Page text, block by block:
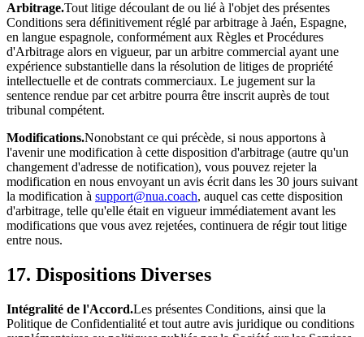
Arbitrage.Tout litige découlant de ou lié à l'objet des présentes
Conditions sera définitivement réglé par arbitrage à Jaén, Espagne,
en langue espagnole, conformément aux Règles et Procédures
d'Arbitrage alors en vigueur, par un arbitre commercial ayant une
expérience substantielle dans la résolution de litiges de propriété
intellectuelle et de contrats commerciaux. Le jugement sur la
sentence rendue par cet arbitre pourra être inscrit auprès de tout
tribunal compétent.
Modifications.Nonobstant ce qui précède, si nous apportons à
l'avenir une modification à cette disposition d'arbitrage (autre qu'un
changement d'adresse de notification), vous pouvez rejeter la
modification en nous envoyant un avis écrit dans les 30 jours suivant
la modification à support@nua.coach, auquel cas cette disposition
d'arbitrage, telle qu'elle était en vigueur immédiatement avant les
modifications que vous avez rejetées, continuera de régir tout litige
entre nous.
17. Dispositions Diverses
Intégralité de l'Accord.Les présentes Conditions, ainsi que la
Politique de Confidentialité et tout autre avis juridique ou conditions